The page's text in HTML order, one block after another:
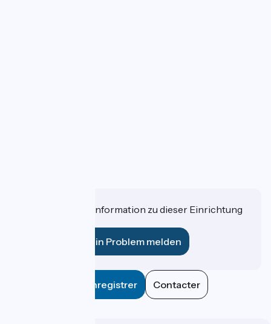
Haben Sie eine Information zu dieser Einrichtung
Ein Problem melden
Enregistrer Contacter